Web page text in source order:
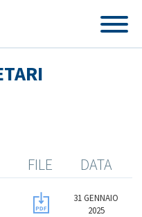
FILE DATA
31 GENNAIO
2025